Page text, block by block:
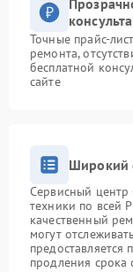
Точные прайс-
ремонта,
бесплатной
сайте
Широкий
Сервисный центр
техники по всей
качественный
могут
предоставляется
продления срока